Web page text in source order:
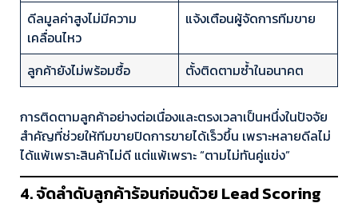
ดีลมูลค่าสูงไม่มีความ
เคลื่อนไหว
แจ้งเตือนผู้จัดการทีมขาย
ลูกค้ายังไม่พร้อมซื้อ ตั้งติดตามซ้ำในอนาคต
การติดตามลูกค้าอย่างต่อเนื่องและตรงเวลาเป็นหนึ่งในปัจจัย
สำคัญที่ช่วยให้ทีมขายปิดการขายได้เร็วขึ้น เพราะหลายดีลไม่
ได้แพ้เพราะสินค้าไม่ดี แต่แพ้เพราะ “ตามไม่ทันคู่แข่ง”
4. จัดลำดับลูกค้าร้อนก่อนด้วย Lead Scoring